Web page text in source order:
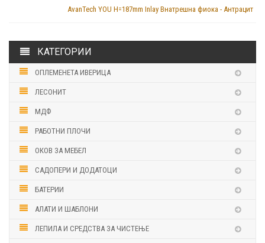
AvanTech YOU H=187mm Inlay Внатрешна фиока - Антрацит
КАТЕГОРИИ
ОПЛЕМЕНЕТА ИВЕРИЦА
ЛЕСОНИТ
МДФ
РАБОТНИ ПЛОЧИ
ОКОВ ЗА МЕБЕЛ
САДОПЕРИ И ДОДАТОЦИ
БАТЕРИИ
АЛАТИ И ШАБЛОНИ
ЛЕПИЛА И СРЕДСТВА ЗА ЧИСТЕЊЕ